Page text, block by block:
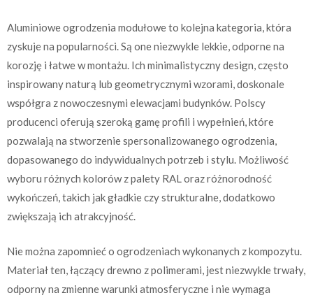
Aluminiowe ogrodzenia modułowe to kolejna kategoria, która
zyskuje na popularności. Są one niezwykle lekkie, odporne na
korozję i łatwe w montażu. Ich minimalistyczny design, często
inspirowany naturą lub geometrycznymi wzorami, doskonale
współgra z nowoczesnymi elewacjami budynków. Polscy
producenci oferują szeroką gamę profili i wypełnień, które
pozwalają na stworzenie spersonalizowanego ogrodzenia,
dopasowanego do indywidualnych potrzeb i stylu. Możliwość
wyboru różnych kolorów z palety RAL oraz różnorodność
wykończeń, takich jak gładkie czy strukturalne, dodatkowo
zwiększają ich atrakcyjność.
Nie można zapomnieć o ogrodzeniach wykonanych z kompozytu.
Materiał ten, łączący drewno z polimerami, jest niezwykle trwały,
odporny na zmienne warunki atmosferyczne i nie wymaga